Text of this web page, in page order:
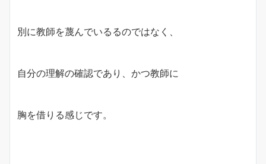
別に教師を蔑んでいるるのではなく、
自分の理解の確認であり、かつ教師に
胸を借りる感じです。